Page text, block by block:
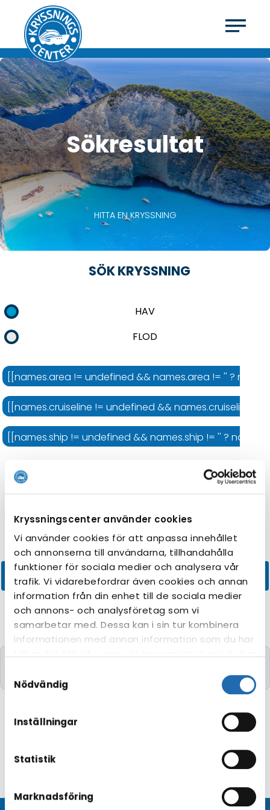
Kryssningscenter använder cookies
Vi använder cookies för att anpassa innehållet
och annonserna till användarna, tillhandahålla
funktioner för sociala medier och analysera vår
trafik. Vi vidarebefordrar även cookies och annan
information från din enhet till de sociala medier
och annons- och analysföretag som vi
samarbetar med. Dessa kan i sin tur kombinera
informationen med annan information som du har
användningen av kakor genom att förändra
Nödvändig
Inställningar
Statistik
Marknadsföring
Sökresultat
HITTA EN KRYSSNING
SÖK KRYSSNING
HAV
FLOD
[[names.area != undefined && names.area != '' ?
[[names.cruiseline != undefined && names.cruiseline !=
[[names.ship != undefined && names.ship != '' ?
Kryssningens längd
V4.1663